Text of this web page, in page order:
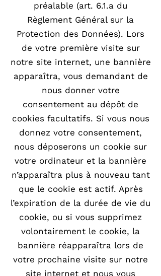
préalable (art. 6.1.a du
Règlement Général sur la
Protection des Données). Lors
de votre première visite sur
notre site internet, une bannière
apparaîtra, vous demandant de
nous donner votre
consentement au dépôt de
cookies facultatifs. Si vous nous
donnez votre consentement,
nous déposerons un cookie sur
votre ordinateur et la bannière
n’apparaîtra plus à nouveau tant
que le cookie est actif. Après
l’expiration de la durée de vie du
cookie, ou si vous supprimez
volontairement le cookie, la
bannière réapparaîtra lors de
votre prochaine visite sur notre
site internet et nous vous